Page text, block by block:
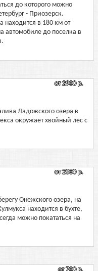
до которого можно
- Приозерск.
находится в 180 км от
автомобиле до поселка в
от 2900 р.
Ладожского озера в
окружает хвойный лес с
от 2300 р.
Онежского озера, на
находится в бухте,
можно покататься на